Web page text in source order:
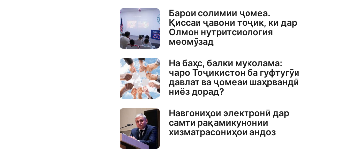
Барои солимии ҷомеа.
Қиссаи ҷавони тоҷик, ки дар
Олмон нутритсиология
меомӯзад
На баҳс, балки муколама:
чаро Тоҷикистон ба гуфтугӯи
давлат ва ҷомеаи шаҳрвандӣ
ниёз дорад?
Навгониҳои электронӣ дар
самти рақамикунонии
хизматрасониҳои андоз